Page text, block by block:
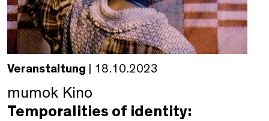
Veranstaltung | 18.10.2023
mumok Kino
Temporalities of identity: